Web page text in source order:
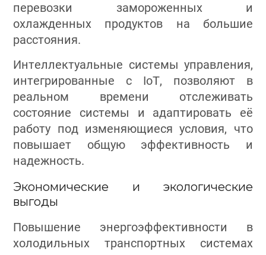
перевозки замороженных и
охлажденных продуктов на большие
расстояния.
Интеллектуальные системы управления,
интегрированные с IoT, позволяют в
реальном времени отслеживать
состояние системы и адаптировать её
работу под изменяющиеся условия, что
повышает общую эффективность и
надежность.
Экономические и экологические
выгоды
Повышение энергоэффективности в
холодильных транспортных системах